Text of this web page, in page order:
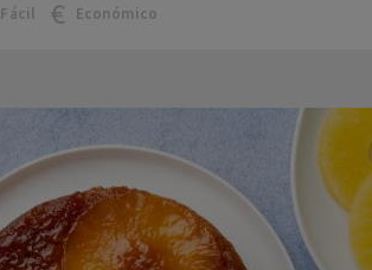
Fácil Económico